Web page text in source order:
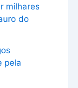
milhares
do
pela